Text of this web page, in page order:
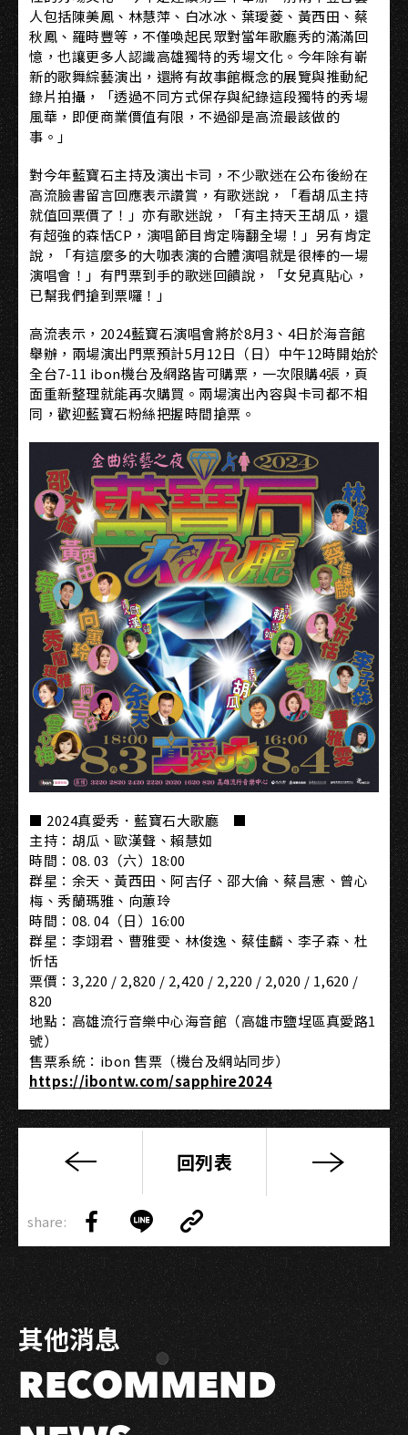
人包括陳美鳳、林慧萍、白冰冰、葉璦菱、黃西田、蔡
秋鳳、羅時豐等，不僅喚起民眾對當年歌廳秀的滿滿回
憶，也讓更多人認識高雄獨特的秀場文化。今年除有嶄
新的歌舞綜藝演出，還將有故事館概念的展覽與推動紀
錄片拍攝，「透過不同方式保存與紀錄這段獨特的秀場
風華，即便商業價值有限，不過卻是高流最該做的
事。」
對今年藍寶石主持及演出卡司，不少歌迷在公布後紛在
高流臉書留言回應表示讚賞，有歌迷說，「看胡瓜主持
就值回票價了！」亦有歌迷說，「有主持天王胡瓜，還
有超強的森恬CP，演唱節目肯定嗨翻全場！」另有肯定
說，「有這麼多的大咖表演的合體演唱就是很棒的一場
演唱會！」有門票到手的歌迷回饋說，「女兒真貼心，
已幫我們搶到票囉！」
高流表示，2024藍寶石演唱會將於8月3、4日於海音館
舉辦，兩場演出門票預計5月12日（日）中午12時開始於
全台7-11 ibon機台及網路皆可購票，一次限購4張，頁
面重新整理就能再次購買。兩場演出內容與卡司都不相
同，歡迎藍寶石粉絲把握時間搶票。
■ 2024真愛秀．藍寶石大歌廳 ■
主持：胡瓜、歐漢聲、賴慧如
時間：08. 03（六）18:00
群星：余天、黃西田、阿吉仔、邵大倫、蔡昌憲、曾心
梅、秀蘭瑪雅、向蕙玲
時間：08. 04（日）16:00
群星：李翊君、曹雅雯、林俊逸、蔡佳麟、李子森、杜
忻恬
票價：3,220 / 2,820 / 2,420 / 2,220 / 2,020 / 1,620 /
820
地點：高雄流行音樂中心海音館（高雄市鹽埕區真愛路1
號）
售票系統：ibon 售票（機台及網站同步）
https://ibontw.com/sapphire2024
【新
稿】
高
流
連
辦
4
場
校
園
講
回列表
share:
Share
on
Facebook
Share
on
LINE
Copy
Link
Link
其他消息
RECOMMEND